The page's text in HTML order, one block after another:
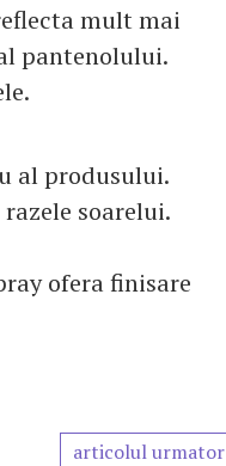
mult mai
pantenolului.
al produsului.
soarelui.
ofera finisare
articolul urmator